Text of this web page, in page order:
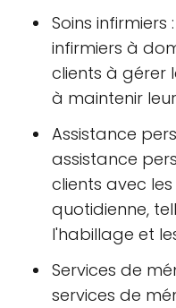
Soins infirmiers
infirmiers à
clients à gérer
à maintenir
Assistance
assistance
clients avec
quotidienne,
l'habillage et
Services de
services de